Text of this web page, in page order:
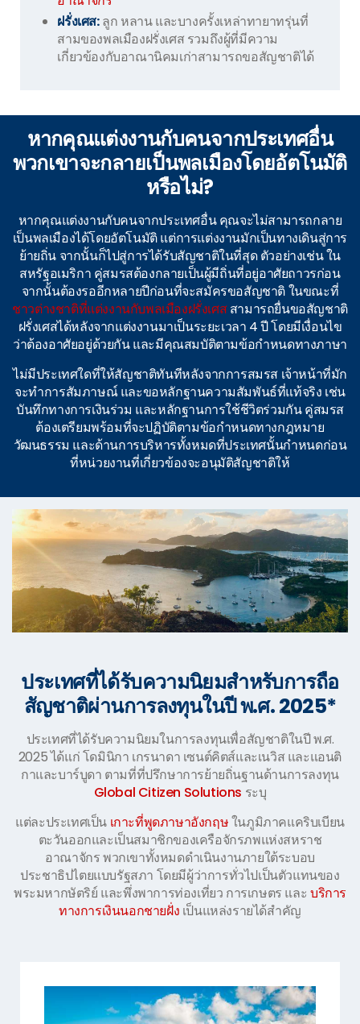
ฝรั่งเศส:ลูก หลาน และบางครั้งเหล่าทายาทรุ่นที่
สามของพลเมืองฝรั่งเศส รวมถึงผู้ที่มีความ
เกี่ยวข้องกับอาณานิคมเก่าสามารถขอสัญชาติได้
หากคุณแต่งงานกับคนจากประเทศอื่น
พวกเขาจะกลายเป็นพลเมืองโดยอัตโนมัติ
หรือไม่?
หากคุณแต่งงานกับคนจากประเทศอื่น คุณจะไม่สามารถกลาย
เป็นพลเมืองได้โดยอัตโนมัติ แต่การแต่งงานมักเป็นทางเดินสู่การ
ย้ายถิ่น จากนั้นก็ไปสู่การได้รับสัญชาติในที่สุด ตัวอย่างเช่น ใน
สหรัฐอเมริกา คู่สมรสต้องกลายเป็นผู้มีถิ่นที่อยู่อาศัยถาวรก่อน
จากนั้นต้องรออีกหลายปีก่อนที่จะสมัครขอสัญชาติ ในขณะที่
ชาวต่างชาติที่แต่งงานกับพลเมืองฝรั่งเศสสามารถยื่นขอสัญชาติ
ฝรั่งเศสได้หลังจากแต่งงานมาเป็นระยะเวลา 4 ปี โดยมีเงื่อนไข
ว่าต้องอาศัยอยู่ด้วยกัน และมีคุณสมบัติตามข้อกำหนดทางภาษา
ไม่มีประเทศใดที่ให้สัญชาติทันทีหลังจากการสมรส เจ้าหน้าที่มัก
จะทำการสัมภาษณ์ และขอหลักฐานความสัมพันธ์ที่แท้จริง เช่น
บันทึกทางการเงินร่วม และหลักฐานการใช้ชีวิตร่วมกัน คู่สมรส
ต้องเตรียมพร้อมที่จะปฏิบัติตามข้อกำหนดทางกฎหมาย
วัฒนธรรม และด้านการบริหารทั้งหมดที่ประเทศนั้นกำหนดก่อน
ที่หน่วยงานที่เกี่ยวข้องจะอนุมัติสัญชาติให้
ประเทศที่ได้รับความนิยมสำหรับการถือ
สัญชาติผ่านการลงทุนในปี พ.ศ. 2025*
ประเทศที่ได้รับความนิยมในการลงทุนเพื่อสัญชาติในปี พ.ศ.
2025 ได้แก่ โดมินิกา เกรนาดา เซนต์คิตส์และเนวิส และแอนติ
กาและบาร์บูดา ตามที่ที่ปรึกษาการย้ายถิ่นฐานด้านการลงทุน
Global Citizen Solutions ระบุ
แต่ละประเทศเป็น เกาะที่พูดภาษาอังกฤษในภูมิภาคแคริบเบียน
ตะวันออกและเป็นสมาชิกของเครือจักรภพแห่งสหราช
อาณาจักร พวกเขาทั้งหมดดำเนินงานภายใต้ระบอบ
ประชาธิปไตยแบบรัฐสภา โดยมีผู้ว่าการทั่วไปเป็นตัวแทนของ
พระมหากษัตริย์ และพึ่งพาการท่องเที่ยว การเกษตร และ บริการ
ทางการเงินนอกชายฝั่ง เป็นแหล่งรายได้สำคัญ